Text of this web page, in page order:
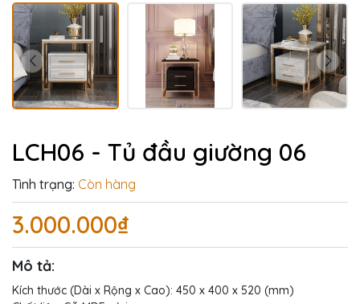
LCH06 - Tủ đầu giường 06
Tình trạng: Còn hàng
3.000.000₫
Mô tả:
Kích thước (Dài x Rộng x Cao): 450 x 400 x 520 (mm)